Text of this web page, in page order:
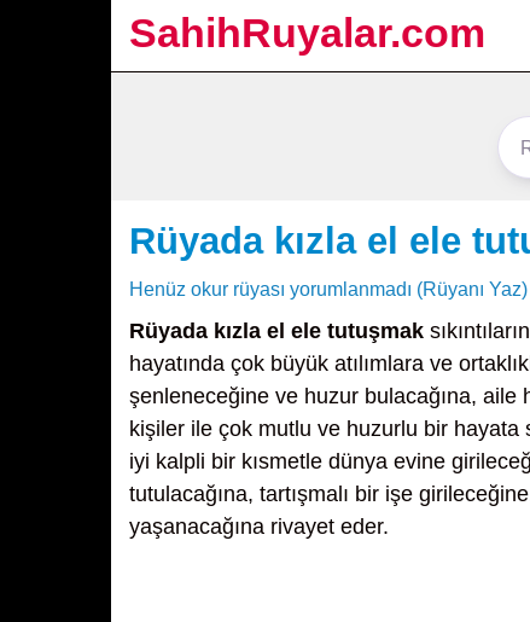
SahihRuyalar.com
Rüyada kızla el ele
Henüz okur rüyası yorumlanmadı (Rüyanı Yaz)
Rüyada kızla el ele tutuşmak
hayatında çok büyük atılımlara ve
şenleneceğine ve huzur bulacağına, aile
kişiler ile çok mutlu ve huzurlu bir hayata
iyi kalpli bir kısmetle dünya evine
tutulacağına, tartışmalı bir işe
yaşanacağına rivayet eder.